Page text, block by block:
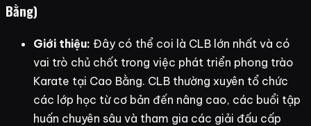
Bằng)
Giới thiệu: Đây có thể coi là CLB lớn nhất và có
vai trò chủ chốt trong việc phát triển phong trào
Karate tại Cao Bằng. CLB thường xuyên tổ chức
các lớp học từ cơ bản đến nâng cao, các buổi tập
huấn chuyên sâu và tham gia các giải đấu cấp